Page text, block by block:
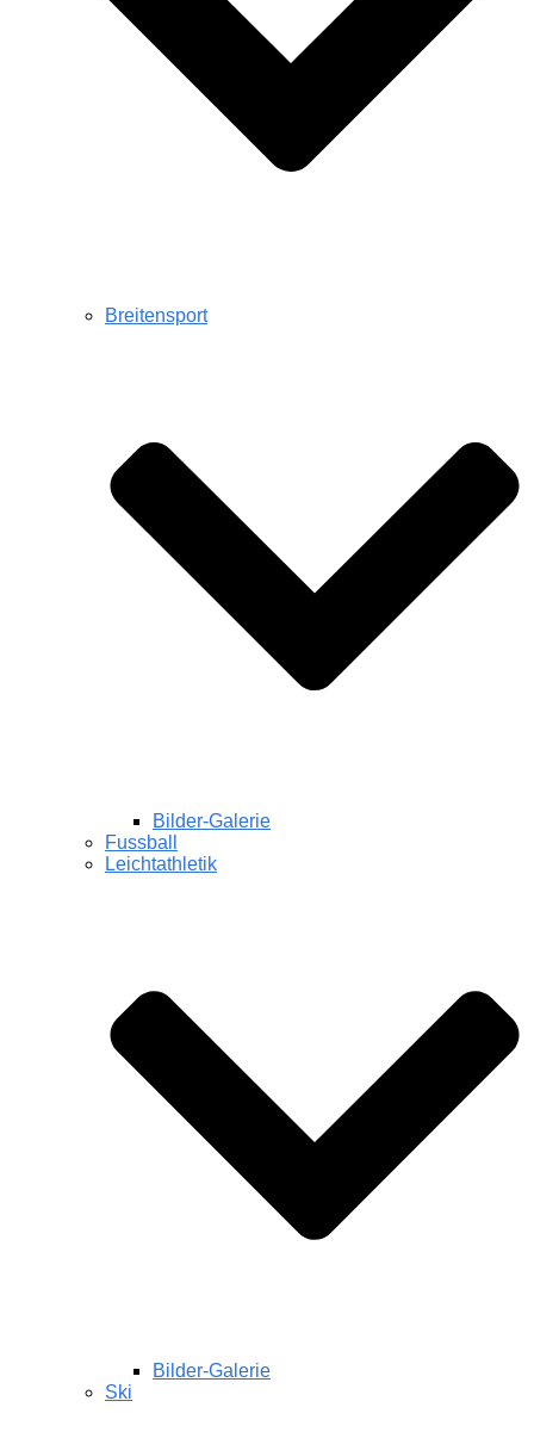
Breitensport
Bilder-Galerie
Fussball
Leichtathletik
Bilder-Galerie
Ski